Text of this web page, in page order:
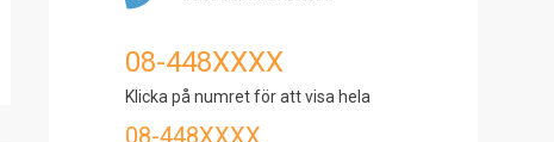
08-448XXXX
Klicka på numret för att visa hela
08-448XXXX